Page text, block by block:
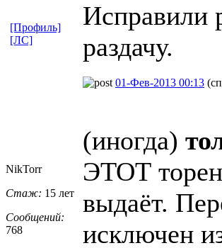
Исправили
раздачу.
[Профиль]
[ЛС]
NikTorr
Стаж: 15 лет
Сообщений:
768
01-Фев-2013 00:13
(иногда)
ЭТОТ
выдаёт.
исключен